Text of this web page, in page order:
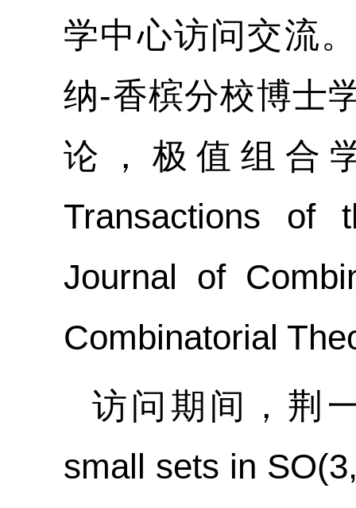
学中心访问交流
纳-香槟分校博士
论，极值组合
Transactions of
Journal of
Combinatorial
访问期间，荆
small sets in